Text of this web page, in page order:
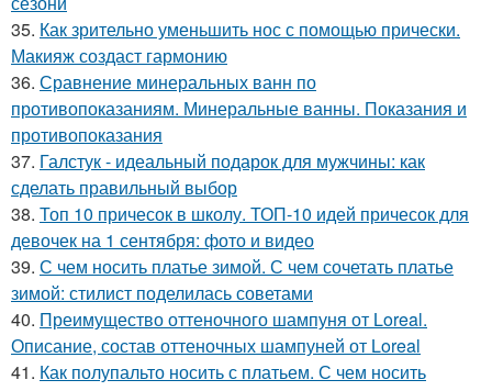
35. Как зрительно уменьшить нос с помощью прически.
Макияж создаст гармонию
36. Сравнение минеральных ванн по
противопоказаниям. Минеральные ванны. Показания и
противопоказания
37. Галстук - идеальный подарок для мужчины: как
сделать правильный выбор
38. Топ 10 причесок в школу. ТОП-10 идей причесок для
девочек на 1 сентября: фото и видео
39. С чем носить платье зимой. С чем сочетать платье
зимой: стилист поделилась советами
40. Преимущество оттеночного шампуня от Loreal.
Описание, состав оттеночных шампуней от Loreal
41. Как полупальто носить с платьем. С чем носить